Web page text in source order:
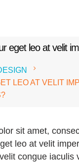
eget leo at velit
LEO AT VELIT
sit amet,
leo at velit
congue iaculis